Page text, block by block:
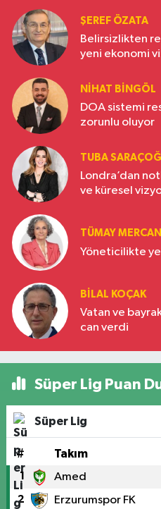
ŞEREF ÖZATA
Belirsizlikten
yeni ekonomi
NIHAT BINGÖL
DOA sistemi
zorunlu oluyor
TUBA
Londra’dan
ve küresel
TÜMAY MERCAN
Yöneticilikte
BILAL KOÇAK
Vatan ve
can verdi
Süper Lig Puan
Süper Lig
# Takım
1 Amed
2 Erzurumspor FK